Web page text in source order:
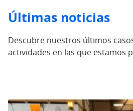
Últimas noticias
Descubre nuestros últimos
actividades en las que estamos
Saltar al contenido